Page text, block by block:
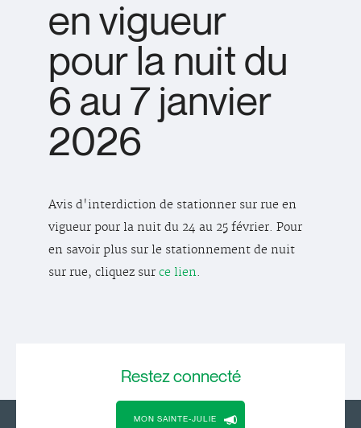
en vigueur
pour la nuit du
6 au 7 janvier
2026
Avis d'interdiction de stationner sur rue en
vigueur pour la nuit du 24 au 25 février. Pour
en savoir plus sur le stationnement de nuit
sur rue, cliquez sur ce lien.
Restezconnecté
MON SAINTE-JULIE